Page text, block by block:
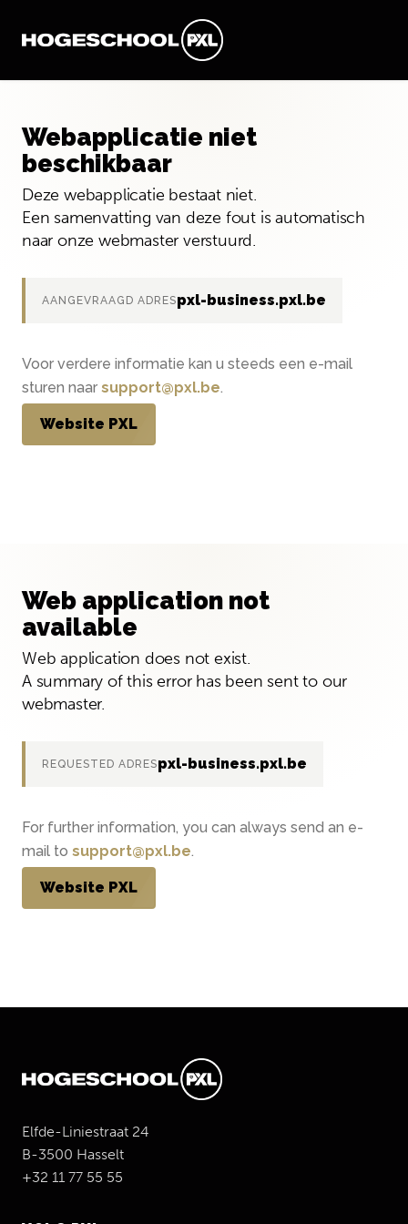
Webapplicatie niet
beschikbaar
Deze webapplicatie bestaat niet.
Een samenvatting van deze fout is automatisch
naar onze webmaster verstuurd.
AANGEVRAAGD ADRESpxl-business.pxl.be
Voor verdere informatie kan u steeds een e-mail
sturen naar support@pxl.be.
Website PXL
Web application not
available
Web application does not exist.
A summary of this error has been sent to our
webmaster.
REQUESTED ADRESpxl-business.pxl.be
For further information, you can always send an e-
mail to support@pxl.be.
Website PXL
Elfde-Liniestraat 24
B-3500 Hasselt
+32 11 77 55 55